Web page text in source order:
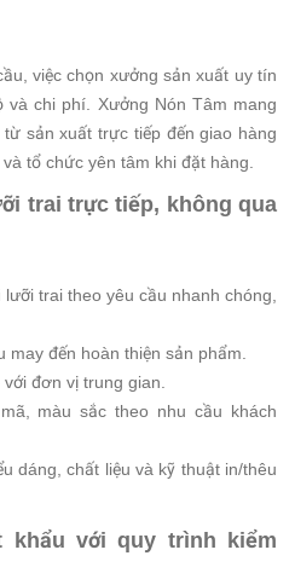
việc chọn xưởng sản xuất uy tín
và chi phí. Xưởng Nón Tâm mang
sản xuất trực tiếp đến giao hàng
tổ chức yên tâm khi đặt hàng.
trai trực tiếp, không qua
trai theo yêu cầu nhanh chóng,
đến hoàn thiện sản phẩm.
đơn vị trung gian.
màu sắc theo nhu cầu khách
dáng, chất liệu và kỹ thuật in/thêu
khẩu với quy trình kiểm